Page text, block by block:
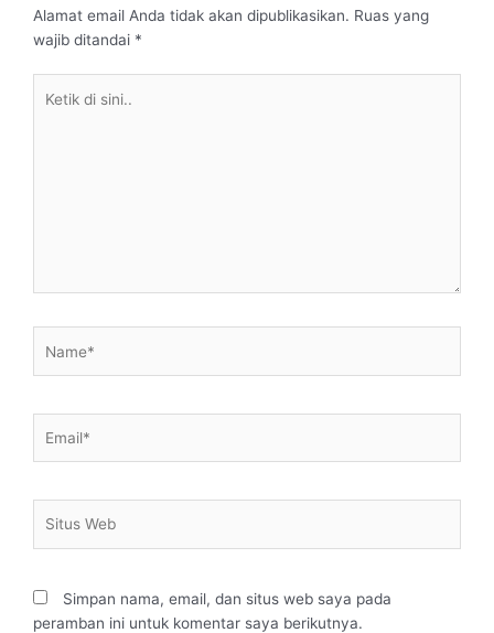
Alamat email Anda tidak akan dipublikasikan. Ruas yang
wajib ditandai *
Web
Simpan nama, email, dan situs web saya pada
peramban ini untuk komentar saya berikutnya.